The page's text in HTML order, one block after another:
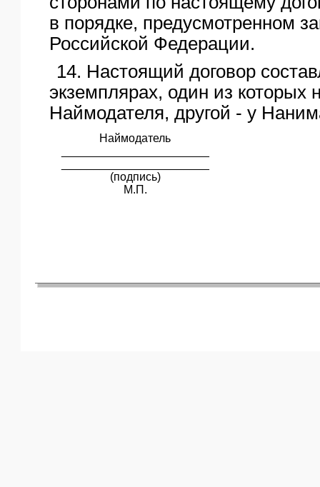
в порядке, предусмотренном
Российской Федерации.
14. Настоящий договор
экземплярах, один из которых
Наймодателя, другой - у
Наймодатель
(подпись)
М.П.